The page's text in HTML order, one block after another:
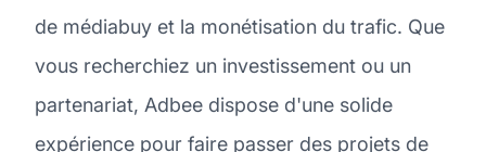
de médiabuy et la monétisation du trafic. Que
vous recherchiez un investissement ou un
partenariat, Adbee dispose d'une solide
expérience pour faire passer des projets de